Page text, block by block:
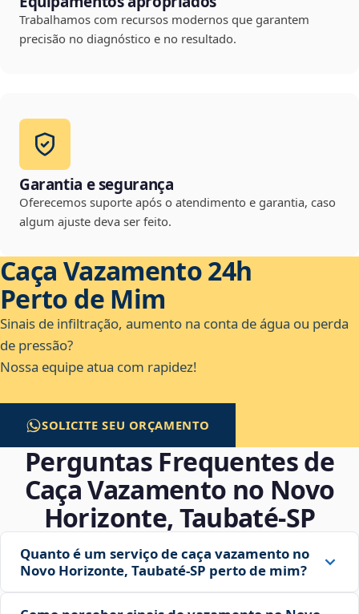
Trabalhamos com recursos modernos que garantem
precisão no diagnóstico e no resultado.
Garantia e segurança
Oferecemos suporte após o atendimento e garantia, caso
algum ajuste deva ser feito.
Caça Vazamento 24h
Perto de Mim
Sinais de infiltração, aumento na conta de água ou perda
de pressão?
Nossa equipe atua com rapidez!
SOLICITE SEU ORÇAMENTO
Perguntas Frequentes de
Caça Vazamento no Novo
Horizonte, Taubaté‑SP
Quanto é um serviço de caça vazamento no
Novo Horizonte, Taubaté‑SP perto de mim?